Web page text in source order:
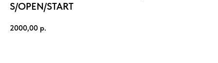
S/OPEN/START
2000,00 р.